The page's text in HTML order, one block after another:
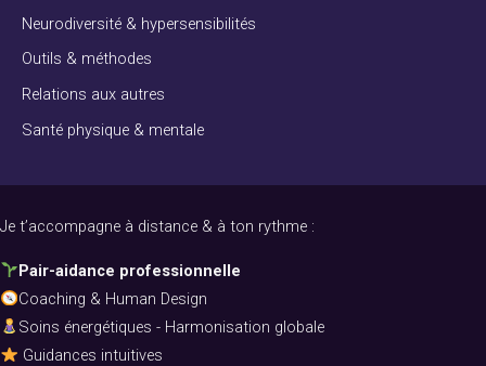
Neurodiversité & hypersensibilités
Outils & méthodes
Relations aux autres
Santé physique & mentale
Je t’accompagne à distance & à ton rythme :
Pair-aidance professionnelle
Coaching & Human Design
Soins énergétiques - Harmonisation globale
Guidances intuitives